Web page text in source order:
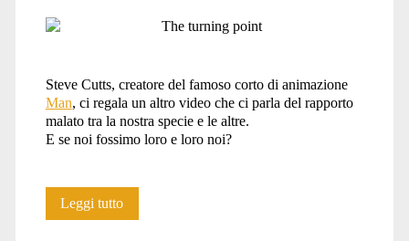
Steve Cutts, creatore del famoso corto di animazione
Man, ci regala un altro video che ci parla del rapporto
malato tra la nostra specie e le altre.
E se noi fossimo loro e loro noi?
Leggi tuttoThe